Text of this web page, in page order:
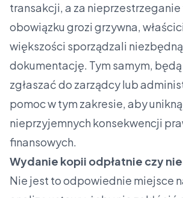
transakcji, a za
obowiązku grozi grzywna,
większości sporządzali niezbędną
dokumentację. Tym samym,
zgłaszać do zarządcy lub
pomoc w tym zakresie, aby
nieprzyjemnych konsekwencji
finansowych.
Wydanie kopii odpłatnie czy
Nie jest to odpowiednie miejsce